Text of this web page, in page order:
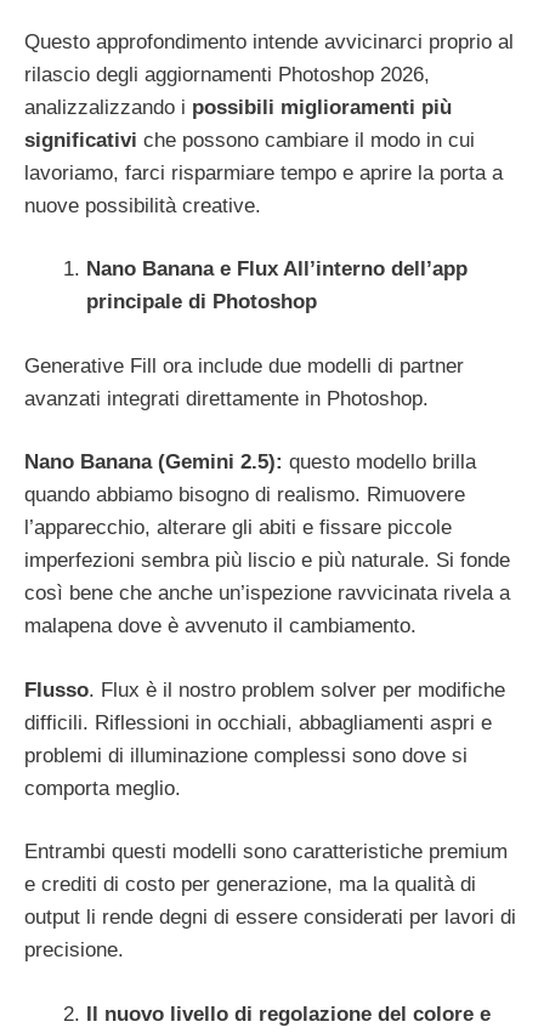
Questo approfondimento intende avvicinarci proprio al
rilascio degli aggiornamenti Photoshop 2026,
analizzalizzando i possibili miglioramenti più
significativi che possono cambiare il modo in cui
lavoriamo, farci risparmiare tempo e aprire la porta a
nuove possibilità creative.
Nano Banana e Flux All’interno dell’app
principale di Photoshop
Generative Fill ora include due modelli di partner
avanzati integrati direttamente in Photoshop.
Nano Banana (Gemini 2.5): questo modello brilla
quando abbiamo bisogno di realismo. Rimuovere
l’apparecchio, alterare gli abiti e fissare piccole
imperfezioni sembra più liscio e più naturale. Si fonde
così bene che anche un’ispezione ravvicinata rivela a
malapena dove è avvenuto il cambiamento.
Flusso. Flux è il nostro problem solver per modifiche
difficili. Riflessioni in occhiali, abbagliamenti aspri e
problemi di illuminazione complessi sono dove si
comporta meglio.
Entrambi questi modelli sono caratteristiche premium
e crediti di costo per generazione, ma la qualità di
output li rende degni di essere considerati per lavori di
precisione.
Il nuovo livello di regolazione del colore e